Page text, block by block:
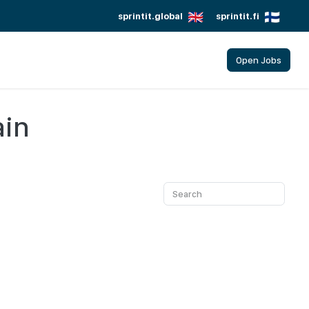
Open Jobs
sprintit.global sprintit.fi